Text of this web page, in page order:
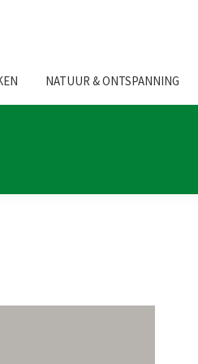
NATUUR & ONTSPANNING